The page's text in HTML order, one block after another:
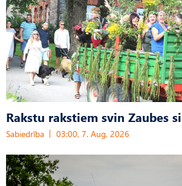
Rakstu rakstiem svin Zaubes
Sabiedrība 03:00, 7. Aug, 2026